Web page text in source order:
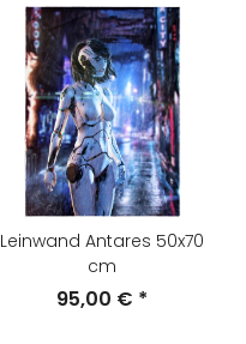
Leinwand Antares 50x70
cm
95,00 € *